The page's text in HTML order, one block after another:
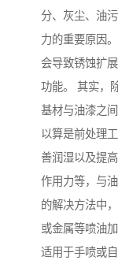
分、灰尘、油
力的重要原因
会导致锈蚀扩
功能。 其实，
基材与油漆之
以算是前处理
善润湿以及提
作用力等，与
的解决方法中
或金属等喷油
适用于手喷或